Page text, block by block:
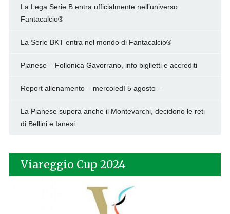
La Lega Serie B entra ufficialmente nell’universo
Fantacalcio®
La Serie BKT entra nel mondo di Fantacalcio®
Pianese – Follonica Gavorrano, info biglietti e accrediti
Report allenamento – mercoledì 5 agosto –
La Pianese supera anche il Montevarchi, decidono le reti
di Bellini e Ianesi
Viareggio Cup 2024